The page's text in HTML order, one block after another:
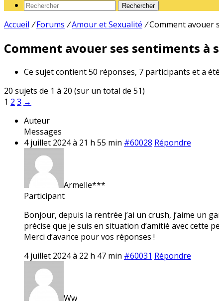
Rechercher
Accueil / Forums /Amour et Sexualité /Comment avouer
Comment avouer ses sentiments à
Ce sujet contient 50 réponses, 7 participants et a
20 sujets de 1 à 20 (sur un total de 51)
1 2 3 →
Auteur
Messages
4 juillet 2024 à 21 h 55 min #60028 Répondre
Armelle***
Participant
Bonjour, depuis la rentrée j’ai un crush, j’aime un
précise que je suis en situation d’amitié avec cette
Merci d’avance pour vos réponses !
4 juillet 2024 à 22 h 47 min #60031 Répondre
Ww